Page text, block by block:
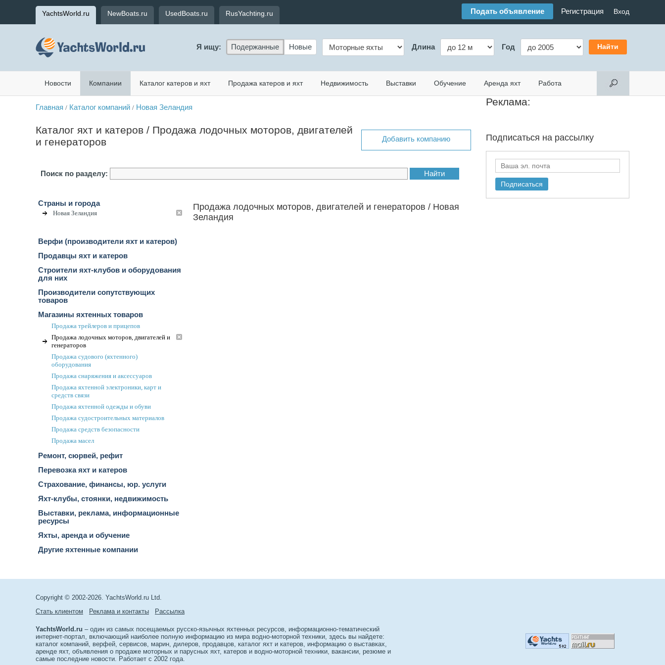
YachtsWorld.ru NewBoats.ru UsedBoats.ru RusYachting.ru Подать объявление Регистрация Вход
Я ищу: Подержанные Новые Длина Год
Новости Компании Каталог катеров и яхт Продажа катеров и яхт Недвижимость Выставки Обучение Аренда яхт Работа
Главная / Каталог компаний / Новая Зеландия
Каталог яхт и катеров / Продажа лодочных моторов, двигателей
и генераторов
Добавить компанию
Поиск по разделу:
Страны и города
Новая Зеландия
Верфи (производители яхт и катеров)
Продавцы яхт и катеров
Строители яхт-клубов и оборудования
для них
Производители сопутствующих
товаров
Магазины яхтенных товаров
Продажа трейлеров и прицепов
Продажа лодочных моторов, двигателей и
генераторов
Продажа судового (яхтенного)
оборудования
Продажа снаряжения и аксессуаров
Продажа яхтенной электроники, карт и
средств связи
Продажа яхтенной одежды и обуви
Продажа судостроительных материалов
Продажа средств безопасности
Продажа масел
Ремонт, сюрвей, рефит
Перевозка яхт и катеров
Страхование, финансы, юр. услуги
Яхт-клубы, стоянки, недвижимость
Выставки, реклама, информационные
ресурсы
Яхты, аренда и обучение
Другие яхтенные компании
Продажа лодочных моторов, двигателей и генераторов / Новая
Зеландия
Реклама:
Подписаться на рассылку
Copyright © 2002-2026. YachtsWorld.ru Ltd.
Стать клиентом
Реклама и контакты Рассылка
YachtsWorld.ru – один из самых посещаемых русско-язычных яхтенных ресурсов, информационно-тематический
интернет-портал, включающий наиболее полную информацию из мира водно-моторной техники, здесь вы найдете:
каталог компаний, верфей, сервисов, марин, дилеров, продавцов, каталог яхт и катеров, информацию о выставках,
аренде яхт, объявления о продаже моторных и парусных яхт, катеров и водно-моторной техники, вакансии, резюме и
самые последние новости. Работает с 2002 года.